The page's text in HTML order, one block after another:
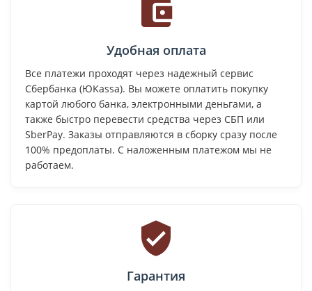
Удобная оплата
Все платежи проходят через надежный сервис
Сбербанка (ЮKassa). Вы можете оплатить покупку
картой любого банка, электронными деньгами, а
также быстро перевести средства через СБП или
SberPay. Заказы отправляются в сборку сразу после
100% предоплаты. С наложенным платежом мы не
работаем.
Гарантия